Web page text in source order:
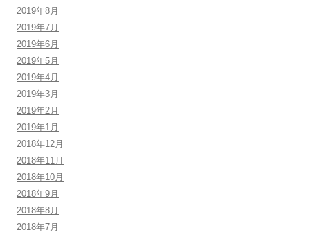
2019年8月
2019年7月
2019年6月
2019年5月
2019年4月
2019年3月
2019年2月
2019年1月
2018年12月
2018年11月
2018年10月
2018年9月
2018年8月
2018年7月